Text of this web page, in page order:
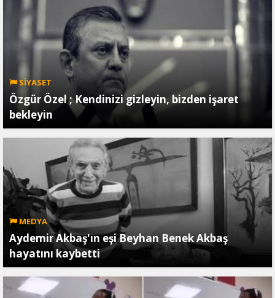
SİYASET
Özgür Özel ; Kendinizi gizleyin, bizden işaret
bekleyin
MEDYA
Aydemir Akbaş'ın eşi Beyhan Benek Akbaş
hayatını kaybetti